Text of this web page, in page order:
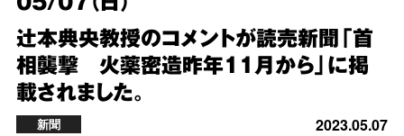
辻本典央教授のコメントが読売新聞「首
相襲撃 火薬密造昨年11月から」に掲
載されました。
2023.05.07
新聞